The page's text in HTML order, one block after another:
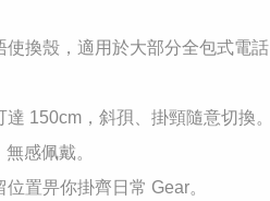
使換殼，適用於大部分全包式電話
150cm，斜孭、掛頸隨意切換。
感佩戴。
置畀你掛齊日常 Gear。